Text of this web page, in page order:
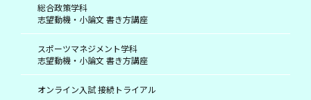
総合政策学科
志望動機・小論文 書き方講座
スポーツマネジメント学科
志望動機・小論文 書き方講座
オンライン入試 接続トライアル